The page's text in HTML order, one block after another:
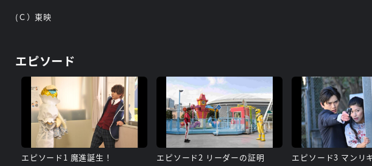
(Ｃ）東映
エピソード
エピソード1 魔進誕生！ エピソード2 リーダーの証明